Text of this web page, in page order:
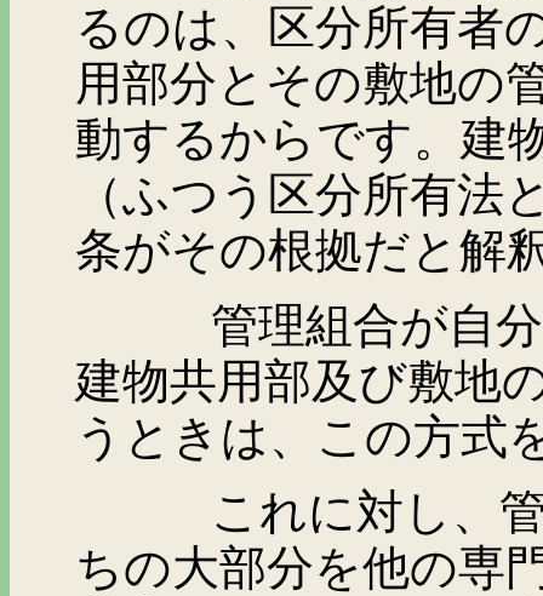
るのは、区分所有者
用部分とその敷地の
動するからです。建
（ふつう区分所有法
条がその根拠だと解
管理組合が自分自
建物共用部及び敷地
うときは、この方式
これに対し、管理
ちの大部分を他の専